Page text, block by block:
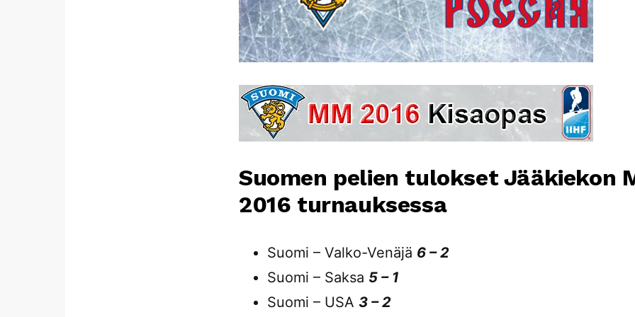
Suomen pelien tulokset Jääkiekon
2016 turnauksessa
Suomi – Valko-Venäjä 6 – 2
Suomi – Saksa 5 – 1
Suomi – USA 3 – 2